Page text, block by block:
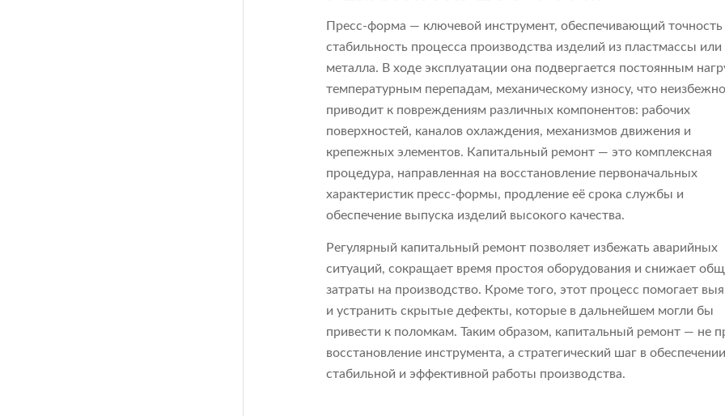
Пресс-форма — ключевой инструмент, обеспечивающий точность
стабильность процесса производства изделий из пластмассы или
металла. В ходе эксплуатации она подвергается постоянным
температурным перепадам, механическому износу, что неизбежно
приводит к повреждениям различных компонентов: рабочих
поверхностей, каналов охлаждения, механизмов движения и
крепежных элементов. Капитальный ремонт — это комплексная
процедура, направленная на восстановление первоначальных
характеристик пресс-формы, продление её срока службы и
обеспечение выпуска изделий высокого качества.
Регулярный капитальный ремонт позволяет избежать аварийных
ситуаций, сокращает время простоя оборудования и снижает
затраты на производство. Кроме того, этот процесс помогает
и устранить скрытые дефекты, которые в дальнейшем могли бы
привести к поломкам. Таким образом, капитальный ремонт — не
восстановление инструмента, а стратегический шаг в обеспечении
стабильной и эффективной работы производства.